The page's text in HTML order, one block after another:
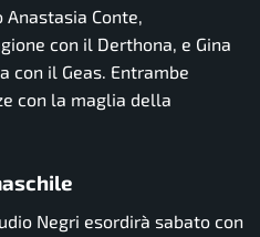
Conte,
con il Derthona, e Gina
con il Geas. Entrambe
con la maglia della
Negri esordirà sabato con